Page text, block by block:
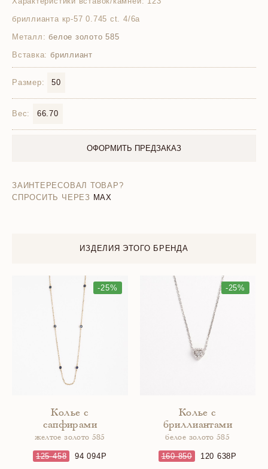
бриллианта кр-57 0.745 ct. 4/6а
Металл: белое золото 585
Вставка: бриллиант
Размер: 50
Вес: 66.70
ОФОРМИТЬ ПРЕДЗАКАЗ
ЗАИНТЕРЕСОВАЛ ТОВАР?
СПРОСИТЬ ЧЕРЕЗ MAX
ИЗДЕЛИЯ ЭТОГО БРЕНДА
-25%
Колье с
сапфирами
желтое золото 585
125 458 94 094
-25%
Колье с
бриллиантами
белое золото 585
160 850 120 638